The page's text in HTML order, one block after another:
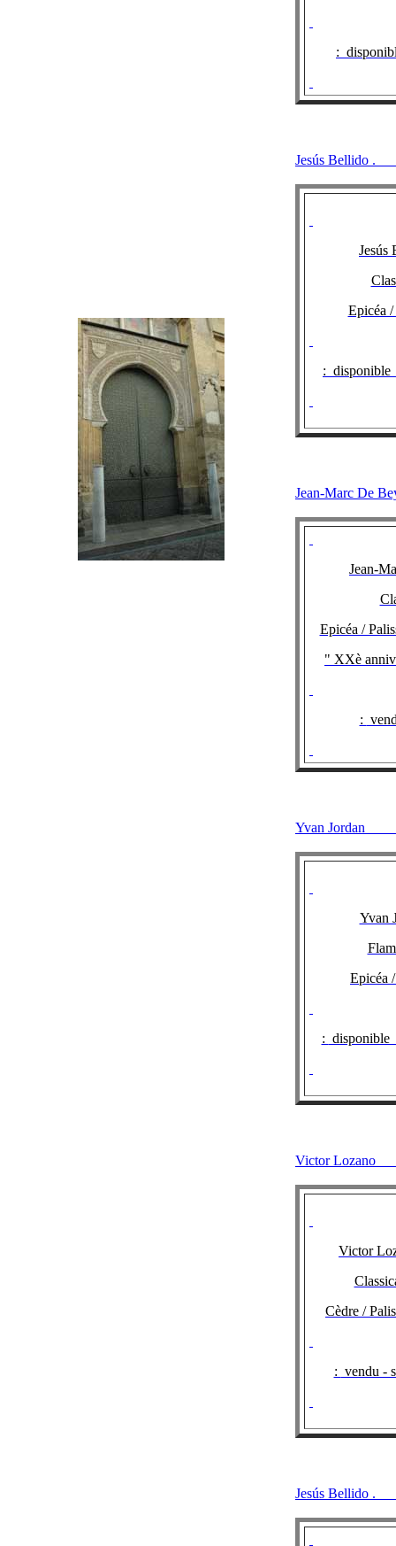
:
Jesús Bellido .
Jesús
Epicéa
:
Jean-Marc
Jean-
Epicéa /
" XXè
:
Yvan
Yvan
Epicéa
:
Victor
Victor
Cèdre /
: vendu -
Jesús Bellido .